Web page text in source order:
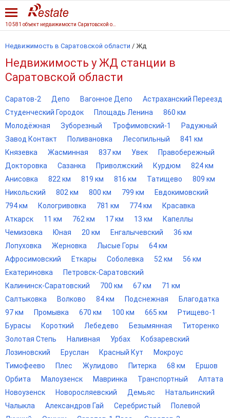
Недвижимость в Саратовской области / Жд
Недвижимость у ЖД станции в
Саратовской области
Саратов-2 Депо Вагонное Депо
Астраханский Переезд
Студенческий Городок
Площадь Ленина
860 км
Молодёжная
Зуборезный Трофимовский-1
Радужный
Завод Контакт
Поливановка Лесопильный
841 км
Князевка
Жасминная 837 км Увек
Правобережный
Докторовка
Сазанка Приволжский Курдюм
824 км
Анисовка
822 км 819 км 816 км Татищево
809 км
Никольский
802 км 800 км 799 км
Евдокимовский
794 км
Кологривовка 781 км 774 км
Красавка
Аткарск
11 км 762 км 17 км 13 км
Капеллы
Чемизовка
Юная 20 км Енгалычевский
36 км
Лопуховка
Жерновка Лысые Горы
64 км
Афросимовский
Еткары Соболевка 52 км
56 км
Екатериновка
Петровск-Саратовский
Калининск-Саратовский
700 км 67 км
71 км
Салтыковка
Волково 84 км Подснежная
Благодатка
97 км
Промывка 670 км 100 км 665 км
Ртищево-1
Бурасы
Короткий Лебедево Безымянная
Титоренко
Золотая Степь
Наливная Урбах
Кобзаревский
Лозиновский
Еруслан Красный Кут
Мокроус
Тимофеево
Плес Жулидово Питерка 68 км
Ершов
Орбита
Малоузенск Мавринка Транспортный
Алтата
Новоузенск
Новоросляевский Демьяс
Натальинский
Чалыкла
Александров Гай Серебристый
Полевой